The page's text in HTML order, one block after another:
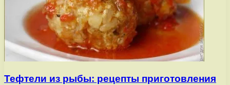
Тефтели из рыбы: рецепты приготовления